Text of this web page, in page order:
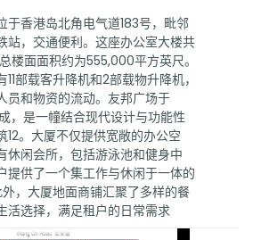
于香港岛北角电气道183号，毗邻
站，交通便利。这座办公室大楼共
楼面面积约为555,000平方英尺。
11部载客升降机和2部载物升降机，
员和物资的流动。友邦广场于
，是一幢结合现代设计与功能性
12。大厦不仅提供宽敞的办公空
休闲会所，包括游泳池和健身中
提供了一个集工作与休闲于一体的
，大厦地面商铺汇聚了多样的餐
活选择，满足租户的日常需求